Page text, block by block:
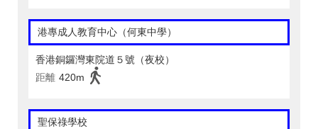
港專成人教育中心（何東中學）
香港銅鑼灣東院道５號（夜校）
距離 420m
聖保祿學校